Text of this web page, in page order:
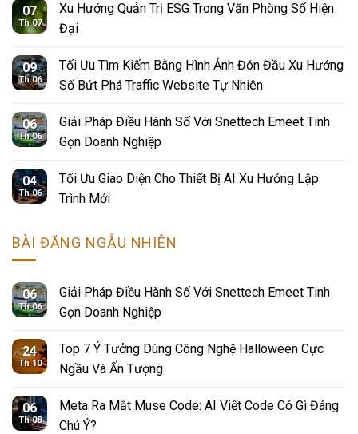
07
Th 07
Xu Hướng Quản Trị ESG Trong Văn Phòng Số Hiện
Đại
09
Th 06
Tối Ưu Tìm Kiếm Bằng Hình Ảnh Đón Đầu Xu Hướng
Số Bứt Phá Traffic Website Tự Nhiên
06
Th 06
Giải Pháp Điều Hành Số Với Snettech Emeet Tinh
Gọn Doanh Nghiệp
04
Th 06
Tối Ưu Giao Diện Cho Thiết Bị AI Xu Hướng Lập
Trình Mới
BÀI ĐĂNG NGẪU NHIÊN
06
Th 06
Giải Pháp Điều Hành Số Với Snettech Emeet Tinh
Gọn Doanh Nghiệp
24
Th 10
Top 7 Ý Tưởng Dùng Công Nghệ Halloween Cực
Ngầu Và Ấn Tượng
06
Th 08
Meta Ra Mắt Muse Code: AI Viết Code Có Gì Đáng
Chú Ý?